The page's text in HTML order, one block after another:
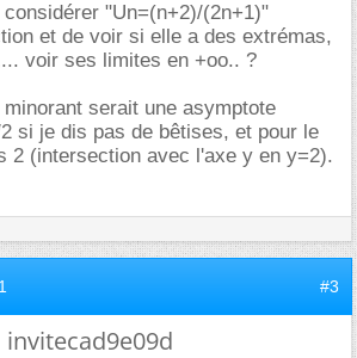
"Un=(n+2)/(2n+1)"
et de voir si elle a des extrémas,
voir ses limites en +oo.. ?
serait une asymptote
si je dis pas de bêtises, et pour le
2 (intersection avec l'axe y en y=2).
#3
invitecad9e09d